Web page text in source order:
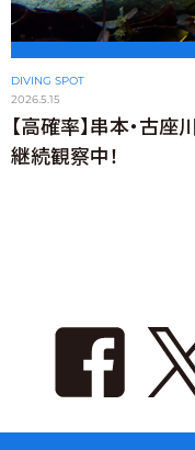
DIVING SPOT
2026.5.15
【高確率】串本・古
継続観察中！